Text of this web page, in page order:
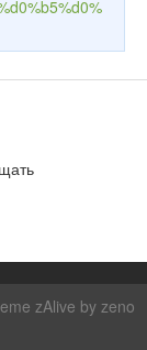
zAlive by zeno